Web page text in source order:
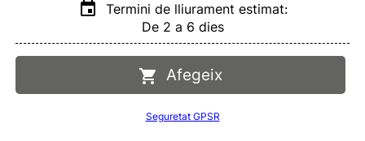
Termini de lliurament estimat:
De 2 a 6 dies
Afegeix
Seguretat GPSR